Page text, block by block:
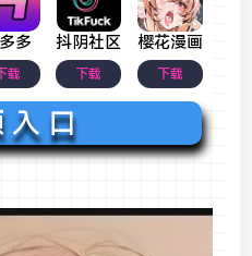
多
下载
抖阴社区
下载
樱花漫画
下载
入 口